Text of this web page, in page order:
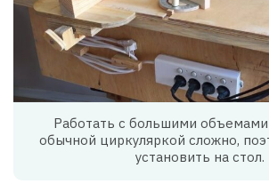
Работать с большими
обычной циркуляркой сложно,
установить на стол.